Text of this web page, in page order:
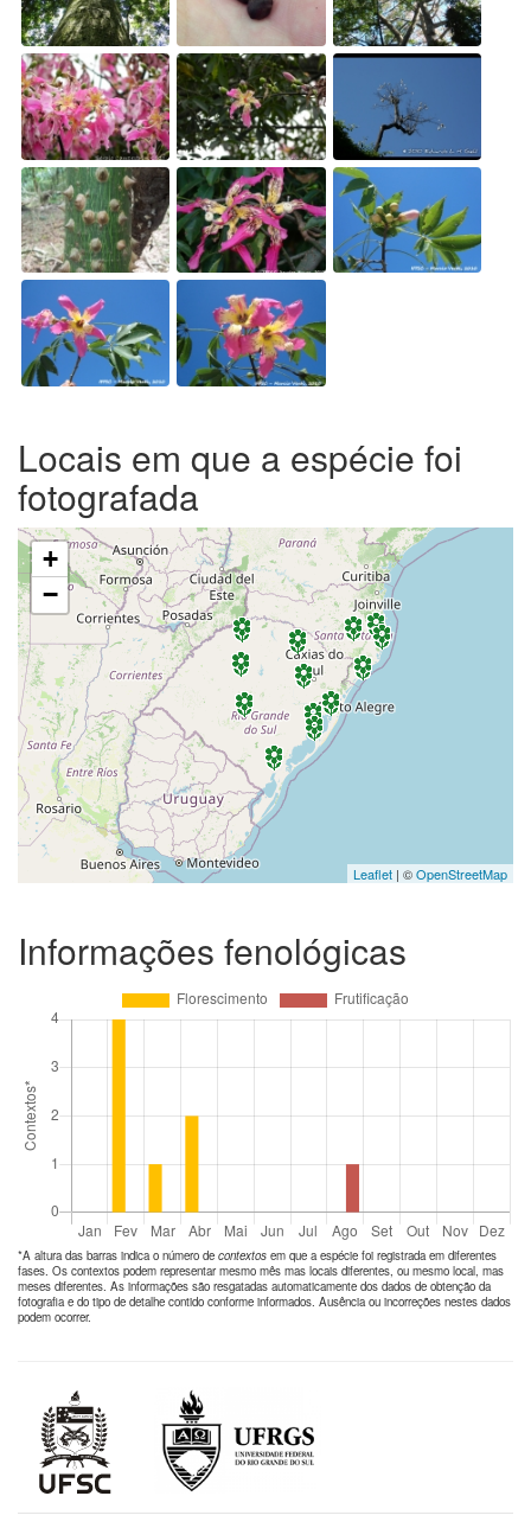
Locais em que a espécie foi
fotografada
+
−
Leaflet | ©OpenStreetMap
Informações fenológicas
*A altura das barras indica o número de contextos em que a espécie foi registrada em diferentes
fases. Os contextos podem representar mesmo mês mas locais diferentes, ou mesmo local, mas
meses diferentes. As informações são resgatadas automaticamente dos dados de obtenção da
fotografia e do tipo de detalhe contido conforme informados. Ausência ou incorreções nestes dados
podem ocorrer.